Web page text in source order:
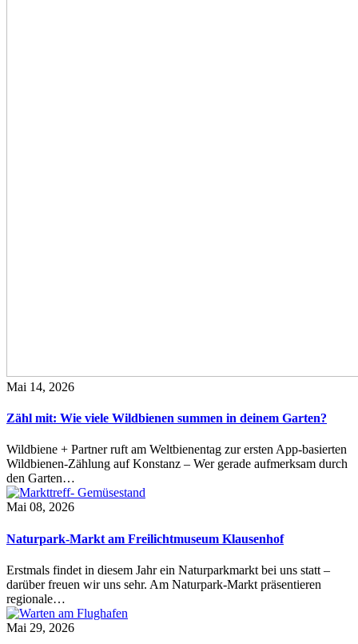
Mai 14, 2026
Zähl mit: Wie viele Wildbienen summen in deinem Garten?
Wildbiene + Partner ruft am Weltbienentag zur ersten App-basierten
Wildbienen-Zählung auf Konstanz – Wer gerade aufmerksam durch
den Garten…
Mai 08, 2026
Naturpark-Markt am Freilichtmuseum Klausenhof
Erstmals findet in diesem Jahr ein Naturparkmarkt bei uns statt –
darüber freuen wir uns sehr. Am Naturpark-Markt präsentieren
regionale…
Mai 29, 2026